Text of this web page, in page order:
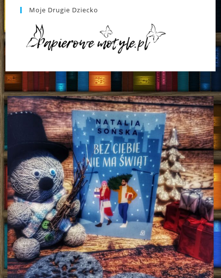
Moje Drugie Dziecko